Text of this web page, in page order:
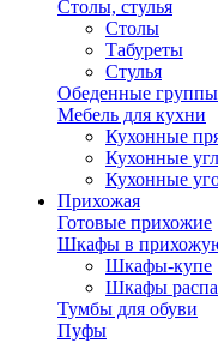
Столы, стулья
Столы
Табуреты
Стулья
Обеденные группы
Мебель для кухни
Кухонные
Кухонные
Кухонные
Прихожая
Готовые прихожие
Шкафы в
Шкафы-купе
Шкафы
Тумбы для обуви
Пуфы